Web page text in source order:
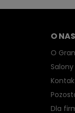
O NAS
O
Salony
Dla